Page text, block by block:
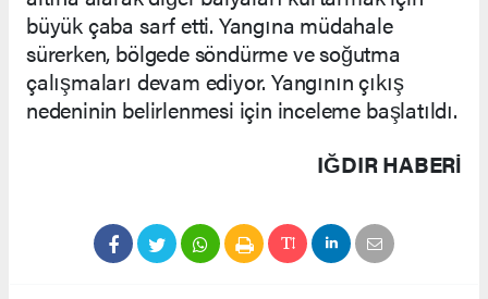
büyük çaba sarf etti. Yangına müdahale
sürerken, bölgede söndürme ve soğutma
çalışmaları devam ediyor. Yangının çıkış
nedeninin belirlenmesi için inceleme başlatıldı.
IĞDIR HABERİ